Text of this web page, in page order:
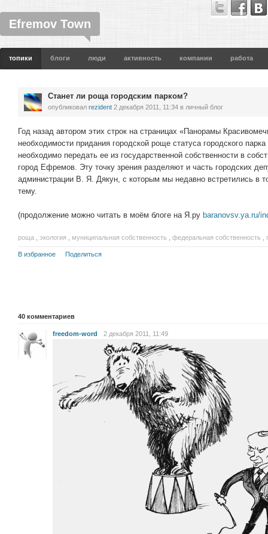
Efremov Town
топики блоги люди активность компании работа
Станет ли роща городским парком?
опубликовал rezident 2 декабря 2011, 11:34 в личный блог
Год назад автором этих строк на страницах «Панорамы
необходимости придания городской роще статуса городского
необходимо передать ее из государственной собственности в
город Ефремов. Эту точку зрения разделяют и часть городских
администрации В. Я. Дякун, с которым мы недавно встретились в
тему.
(продолжение можно читать в моём блоге на Я.ру baranovsv.ya.ru/
роща экология муниципальная собственность федеральная собственность
В избранное Поделиться
40 комментариев
freedom-word 2 декабря 2011, 11:49